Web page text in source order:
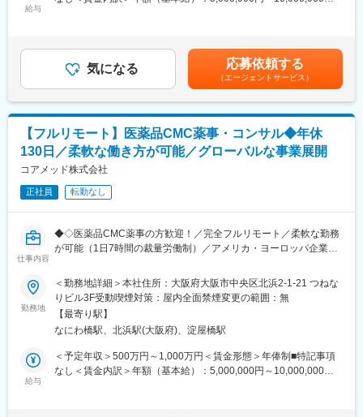
※国内出張の頻度は1~3回/年です。（海外出張はほとんどありませ
ん。）
■ワークライフバランス：
同社は、個人が最大限に能力を発揮できるよう働きやすい環境作
りに注力しております。男女問わず在宅勤務が可能です。また、
女性社員も多く、産休・育休取得実績も豊富で9割以上の復職率を
誇っており、長期就業が可能な環境・福利厚生が整っています。
・オーファンドラッグ指定申請資料
・日本を含む各国規制当局への治験実施計画届（IND等）および
・国際名・一般的名称に関する申請資料
・承認申請書（CTDを含む）
・試験総括報告書（CSR） など
■業務の特徴
・プロジェクトは個人単独ではなく、社内メンバーと連携しなが
ら分担して推進しています。
・治験～承認申請まで幅広いフェーズに関わることで、医薬品開
発全体を俯瞰できる経験を積むことができます。
通常医薬品メーカー出身が会員である関西医薬協会に、当社は会
員として登録しています。業界関連のセミナーにも参加すること
ができ、メーカーと同じレベルの業界知識とマーケット感をアッ
プデートできる環境です。
■働き方：
◎完全在宅勤務のため、拠点（東京・大阪）の近くにお住まいで
給与
安の金額であり、選考を通じて上下する可能性があります。月給
(月額)は固定手当を含めた表記です。
気になる 応募依頼する
（エージェントサービス）
【フルリモート】医薬品CMC薬事・コンサル◆年休
130日／柔軟な働き方が可能／グローバルな事業展開
コアメッド株式会社
正社員 転勤なし
仕事内容
◆◇医薬品CMC薬事の方歓迎！／完全フルリモート／柔軟な勤務
が可能（1日7時間の裁量労働制）／アメリカ・ヨーロッパ企業と
◆◇
■仕事内容：
医薬品開発における理化学・製造・品質試験分野を中心に、CMC
領域のコンサルティング業務をお任せします。
新薬承認申請に向けた品質戦略の立案から資料作成・評価まで一
貫して関与し、医薬品開発の品質面を支える中核ポジションで
勤務地
＜勤務地詳細＞本社住所：大阪府大阪市中央区北浜2-1-21 つねな
りビル3F受動喫煙対策：屋内全面禁煙変更の範囲：無
【最寄り駅】
なにわ橋駅、北浜駅(大阪府)、淀屋橋駅
給与
＜予定年収＞500万円～1,000万円＜賃金形態＞年俸制■特記事項
なし＜賃金内訳＞年額（基本給）：5,000,000円～10,000,000円